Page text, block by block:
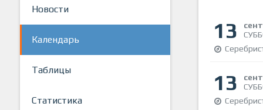
Новости
Календарь
Таблицы
Статистика
13
13